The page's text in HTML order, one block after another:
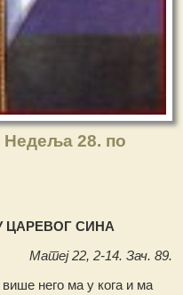
Недеља 28. по
ЦАРЕВОГ СИНА
Матеј 22, 2-14. Зач. 89.
него ма у кога и ма